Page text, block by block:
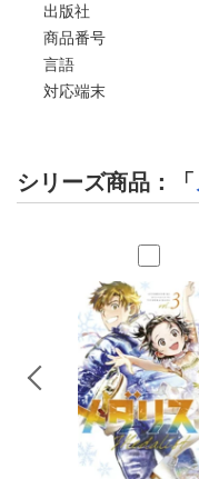
出版社
商品番号
言語
対応端末
シリーズ商品：「